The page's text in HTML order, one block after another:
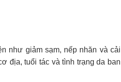
như giảm sạm, nếp nhăn và cải
địa, tuổi tác và tình trạng da ban